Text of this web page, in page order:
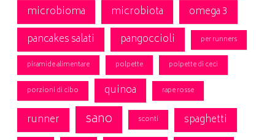
microbioma
microbiota
omega 3
pancakes salati
pangoccioli per runners
piramide alimentare polpette polpette di ceci
porzioni di cibo quinoa rape rosse
runner sano sconti spaghetti